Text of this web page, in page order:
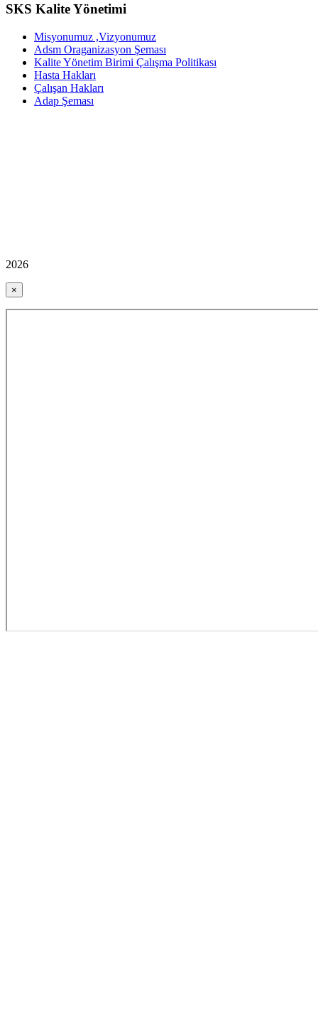
SKS Kalite Yönetimi
Misyonumuz ,Vizyonumuz
Adsm Oraganizasyon Şeması
Kalite Yönetim Birimi Çalışma Politikası
Hasta Hakları
Çalışan Hakları
Adap Şeması
2026
×